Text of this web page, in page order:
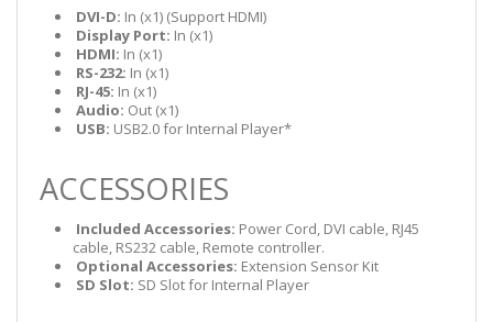
DVI-D: In (x1) (Support HDMI)
Display Port: In (x1)
HDMI: In (x1)
RS-232: In (x1)
RJ-45: In (x1)
Audio: Out (x1)
USB: USB2.0 for Internal Player*
ACCESSORIES
Included Accessories: Power Cord, DVI cable, RJ45
cable, RS232 cable, Remote controller.
Optional Accessories: Extension Sensor Kit
SD Slot: SD Slot for Internal Player